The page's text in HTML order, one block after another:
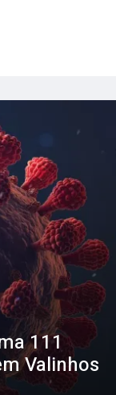
111
Valinhos